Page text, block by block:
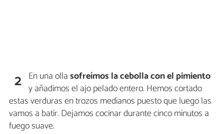
2 En una ollasofreímos la cebolla con el pimiento
y añadimos el ajo pelado entero. Hemos cortado
estas verduras en trozos medianos puesto que luego las
vamos a batir. Dejamos cocinar durante cinco minutos a
fuego suave.